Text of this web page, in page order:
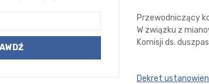
Przewodniczący
W związku z
Komisji ds.
Dekret